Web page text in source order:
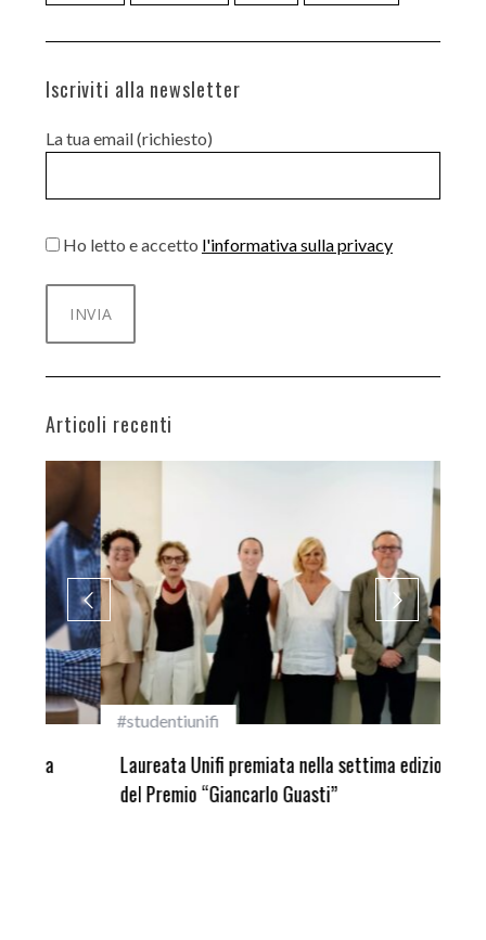
Iscriviti alla newsletter
La tua email (richiesto)
Ho letto e accetto l'informativa sulla privacy
Articoli recenti
#studentiunifi
Laureata Unifi premiata nella settima edizione
del Premio “Giancarlo Guasti”